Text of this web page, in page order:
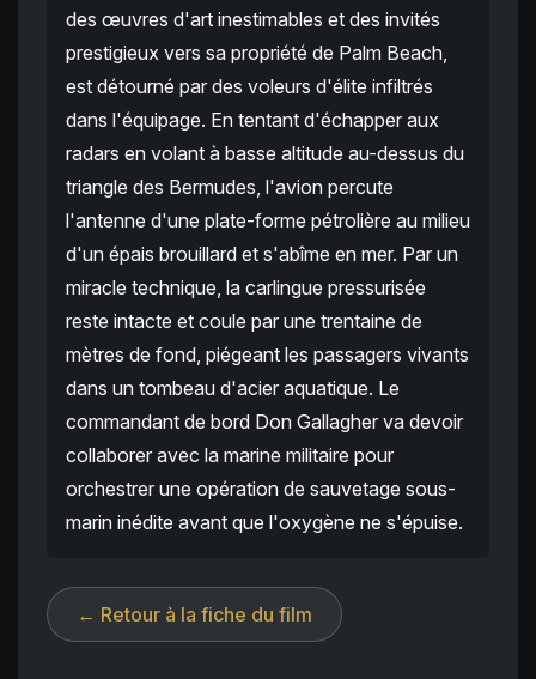
des œuvres d'art inestimables et des invités
prestigieux vers sa propriété de Palm Beach,
est détourné par des voleurs d'élite infiltrés
dans l'équipage. En tentant d'échapper aux
radars en volant à basse altitude au-dessus du
triangle des Bermudes, l'avion percute
l'antenne d'une plate-forme pétrolière au milieu
d'un épais brouillard et s'abîme en mer. Par un
miracle technique, la carlingue pressurisée
reste intacte et coule par une trentaine de
mètres de fond, piégeant les passagers vivants
dans un tombeau d'acier aquatique. Le
commandant de bord Don Gallagher va devoir
collaborer avec la marine militaire pour
orchestrer une opération de sauvetage sous-
marin inédite avant que l'oxygène ne s'épuise.
← Retour à la fiche du film